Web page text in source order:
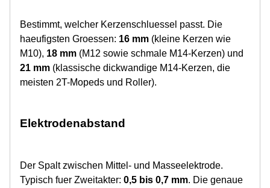
Bestimmt, welcher Kerzenschluessel passt. Die
haeufigsten Groessen: 16 mm (kleine Kerzen wie
M10), 18 mm (M12 sowie schmale M14-Kerzen) und
21 mm (klassische dickwandige M14-Kerzen, die
meisten 2T-Mopeds und Roller).
Elektrodenabstand
Der Spalt zwischen Mittel- und Masseelektrode.
Typisch fuer Zweitakter: 0,5 bis 0,7 mm. Die genaue